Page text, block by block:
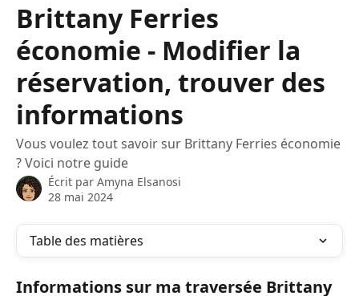
Brittany Ferries
économie - Modifier la
réservation, trouver des
informations
Vous voulez tout savoir sur Brittany Ferries économie
? Voici notre guide
Écrit par Amyna Elsanosi
28 mai 2024
Table des matières
Informations sur ma traversée Brittany